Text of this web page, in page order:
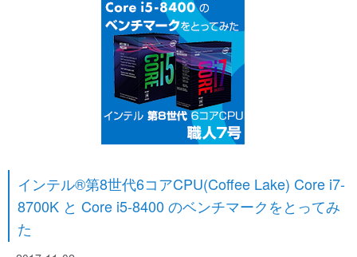
インテル®第8世代6コアCPU(Coffee Lake) Core i7-
8700K と Core i5-8400 のベンチマークをとってみ
た